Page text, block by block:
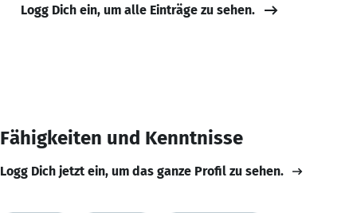
Logg Dich ein, um alle Einträge zu sehen.
Fähigkeiten und Kenntnisse
Logg Dich jetzt ein, um das ganze Profil zu sehen.